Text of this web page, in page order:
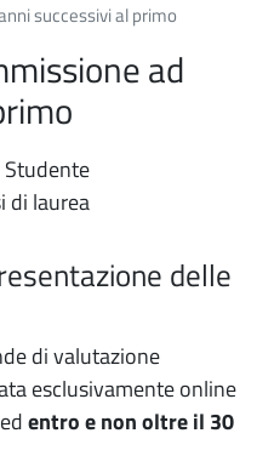
successivi al primo
ad
di laurea
delle
di valutazione
esclusivamente online
edentro e non oltre il 30